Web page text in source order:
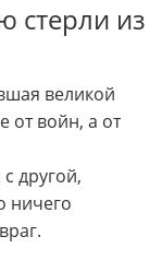
стерли из
великой
от войн, а от
другой,
ничего